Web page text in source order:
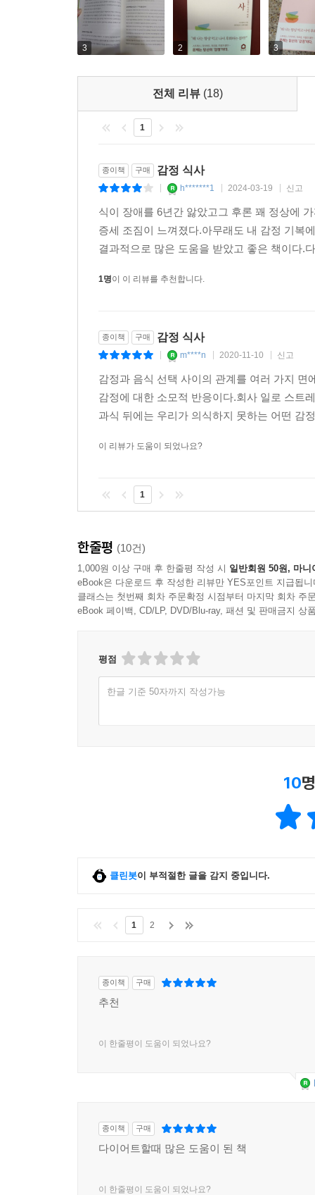
emotional intelligence(감성지능) 이 세 가지를 조
마음챙김 식사(mindful eating)를 말한다. 잇큐
말한다.
3 2 3
전체 리뷰 (18)
1
종이책 구매 감정 식사
h*******1 2024-03-19 신고
식이 장애를 6년간 앓았고그 후론 꽤 정상에
증세 조짐이 느껴졌다.아무래도 내 감정 기복
결과적으로 많은 도움을 받았고 좋은 책이다.
1명이 이 리뷰를 추천합니다.
종이책 구매 감정 식사
m****n 2020-11-10 신고
감정과 음식 선택 사이의 관계를 여러 가지
감정에 대한 소모적 반응이다.회사 일로 스트
과식 뒤에는 우리가 의식하지 못하는 어떤 감
이 리뷰가 도움이 되었나요?
1
한줄평 (10건)
1,000원 이상 구매 후 한줄평 작성 시 일반회원 50원, 마니
eBook은 다운로드 후 작성한 리뷰만 YES포인트 지급됩니
클래스는 첫번째 회차 주문확정 시점부터 마지막 회차 주
eBook 페이백, CD/LP, DVD/Blu-ray, 패션 및 판매금지 상
평점
한글 기준 50자까지 작성가능
10
클린봇이 부적절한 글을 감지 중입니다.
1 2
종이책 구매
추천
이 한줄평이 도움이 되었나요?
종이책 구매
다이어트할때 많은 도움이 된 책
이 한줄평이 도움이 되었나요?